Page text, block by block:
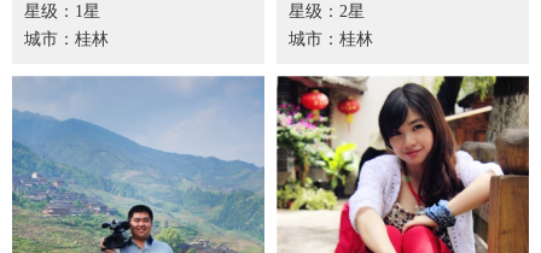
星级：1星
城市：桂林
星级：2星
城市：桂林